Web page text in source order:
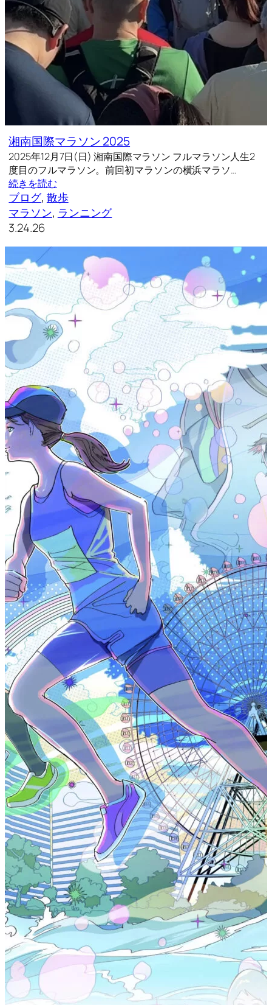
湘南国際マラソン 2025
2025年12月7日(日) 湘南国際マラソン フルマラソン人生2
度目のフルマラソン。前回初マラソンの横浜マラソ…
続きを読む
ブログ, 散歩
マラソン, ランニング
3.24.26